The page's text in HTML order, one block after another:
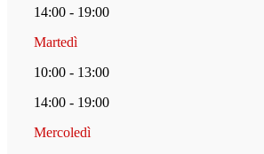
14:00 - 19:00
Martedì
10:00 - 13:00
14:00 - 19:00
Mercoledì